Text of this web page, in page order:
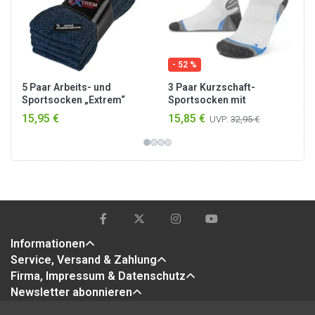
5 Paar Arbeits- und
Sportsocken „Extrem“
Blau meliert
15,95 €
- 52 %
3 Paar Kurzschaft-
Sportsocken mit
verstärkter Sohle
Weiß/Blau
15,85 € UVP: 32,95 €
Informationen
Service, Versand & Zahlung
Firma, Impressum & Datenschutz
Newsletter abonnieren